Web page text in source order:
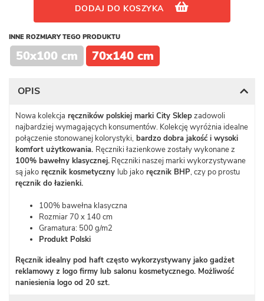
DODAJ DO KOSZYKA
INNE ROZMIARY TEGO PRODUKTU
50x100 cm 70x140 cm
OPIS
Nowa kolekcja ręczników polskiej marki City Sklepzadowoli
najbardziej wymagających konsumentów. Kolekcję wyróżnia idealne
połączenie stonowanej kolorystyki, bardzo dobra jakość i wysoki
komfort użytkowania. Ręczniki łazienkowe zostały wykonane z
100% bawełny klasycznej. Ręczniki naszej marki wykorzystywane
są jako ręcznik kosmetyczny lub jako ręcznik BHP, czy po prostu
ręcznik do łazienki.
100% bawełna klasyczna
Rozmiar 70 x 140 cm
Gramatura: 500 g/m2
Produkt Polski
Ręcznik idealny pod haft często wykorzystywany jako gadżet
reklamowy z logo firmy lub salonu kosmetycznego. Możliwość
naniesienia logo od 20 szt.